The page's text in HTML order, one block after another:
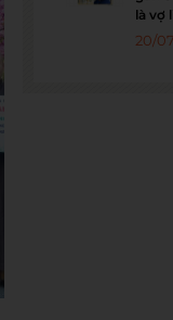
là vợ
20/